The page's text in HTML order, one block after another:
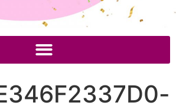
-5E346F2337D0